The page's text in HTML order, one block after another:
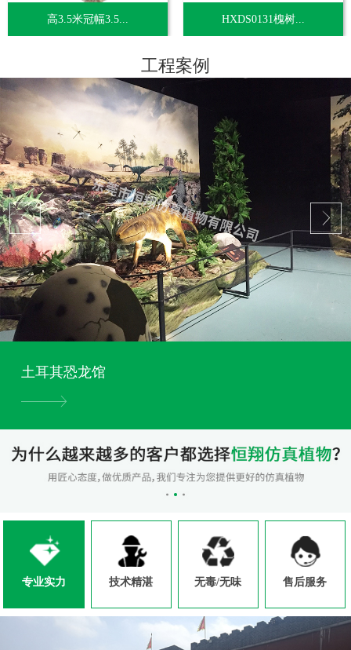
高3.5米冠幅3.5... HXDS0131槐树...
工程案例
土耳其恐龙馆
专业实力 技术精湛 无毒/无味 售后服务